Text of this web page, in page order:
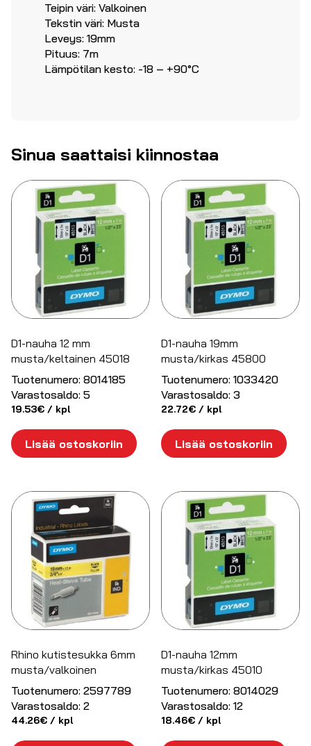
Teipin väri: Valkoinen
Tekstin väri: Musta
Leveys: 19mm
Pituus: 7m
Lämpötilan kesto: -18 – +90°C
Sinua saattaisi kiinnostaa
D1-nauha 12 mm
musta/keltainen 45018
Tuotenumero: 8014185
Varastosaldo: 5
19.53€ / kpl
Lisää ostoskoriin
D1-nauha 19mm
musta/kirkas 45800
Tuotenumero: 1033420
Varastosaldo: 3
22.72€ / kpl
Lisää ostoskoriin
Rhino kutistesukka 6mm
musta/valkoinen
Tuotenumero: 2597789
Varastosaldo: 2
44.26€ / kpl
D1-nauha 12mm
musta/kirkas 45010
Tuotenumero: 8014029
Varastosaldo: 12
18.46€ / kpl